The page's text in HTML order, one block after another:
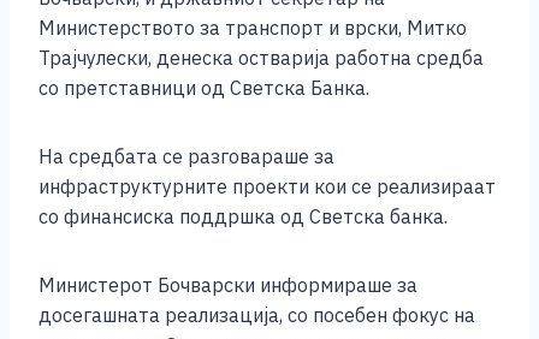
e
b
o
o
k
e
n
g
er
er s
A
p
p
l y
Li
Министерството за транспорт и врски, Митко
Трајчулески, денеска остварија работна средба
со претставници од Светска Банка.
На средбата се разговараше за
инфраструктурните проекти кои се реализираат
со финансиска поддршка од Светска банка.
Министерот Бочварски информираше за
досегашната реализација, со посебен фокус на